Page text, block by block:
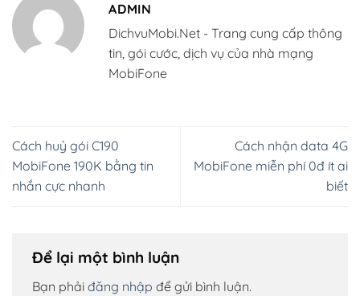
ADMIN
DichvuMobi.Net - Trang cung cấp thông
tin, gói cước, dịch vụ của nhà mạng
MobiFone
Cách huỷ gói C190
MobiFone 190K bằng tin
nhắn cực nhanh
Cách nhận data 4G
MobiFone miễn phí 0đ ít ai
biết
Để lại một bình luận
Bạn phải đăng nhập để gửi bình luận.